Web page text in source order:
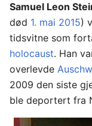
Samuel Leon
død 1. mai 2015)
tidsvitne som
holocaust. Han
overlevde
2009 den siste
ble deportert fra